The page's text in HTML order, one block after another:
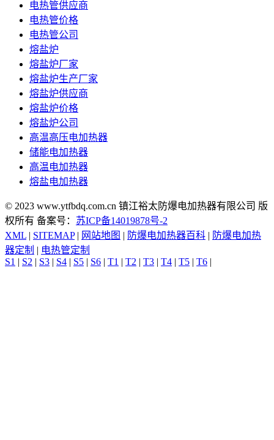
电热管供应商
电热管价格
电热管公司
熔盐炉
熔盐炉厂家
熔盐炉生产厂家
熔盐炉供应商
熔盐炉价格
熔盐炉公司
高温高压电加热器
储能电加热器
高温电加热器
熔盐电加热器
© 2023 www.ytfbdq.com.cn 镇江裕太防爆电加热器有限公司 版
权所有 备案号： 苏ICP备14019878号-2
XML | SITEMAP| 网站地图 | 防爆电加热器百科 | 防爆电加热
器定制 | 电热管定制
S1 | S2 | S3 | S4 | S5 | S6 | T1 | T2 | T3 | T4 | T5 | T6 |